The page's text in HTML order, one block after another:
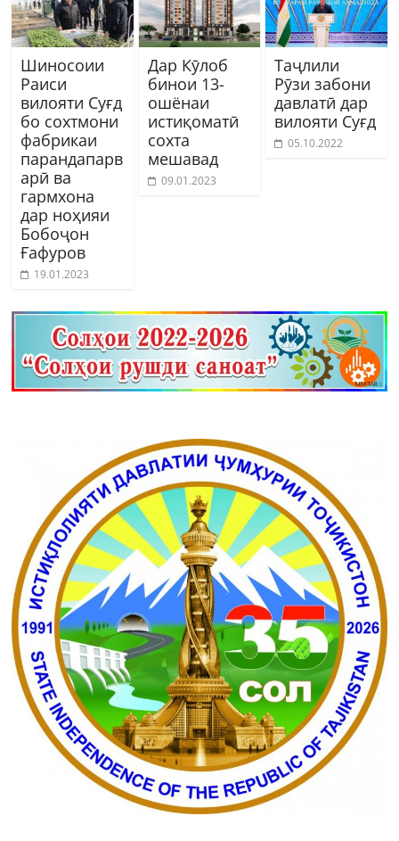
Шиносоии
Раиси
вилояти Суғд
бо сохтмони
фабрикаи
парандапарв
арӣ ва
гармхона
дар ноҳияи
Бобоҷон
Ғафуров
19.01.2023
Дар Кӯлоб
бинои 13-
ошёнаи
истиқоматӣ
сохта
мешавад
09.01.2023
Таҷлили
Рӯзи забони
давлатӣ дар
вилояти Суғд
05.10.2022